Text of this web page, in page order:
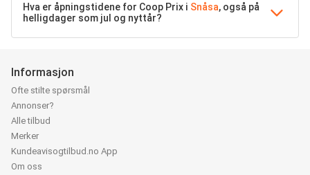
Hva er åpningstidene for Coop Prix i Snåsa, også på
helligdager som jul og nyttår?
Informasjon
Ofte stilte spørsmål
Annonser?
Alle tilbud
Merker
Kundeavisogtilbud.no App
Om oss